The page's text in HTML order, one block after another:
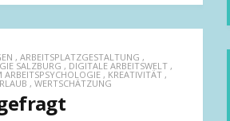
, ARBEITSPLATZGESTALTUNG ,
SALZBURG , DIGITALE ARBEITSWELT ,
, KREATIVITÄT ,
, WERTSCHÄTZUNG